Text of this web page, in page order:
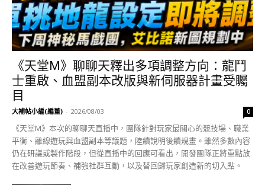
《天堂M》聊聊天釋出多項調整方向：龍鬥
士重啟、血盟副本改版與新伺服器計畫受矚
目
大補帖小編(編董) - 2026/08/03 0
《天堂M》本次的聊聊天直播中，團隊針對玩家最關心的競技場、職業
平衡、離線遊玩與血盟副本等議題，陸續說明後續規畫。雖然多數內容
仍在研議或製作階段，但從直播中的回應可看出，開發團隊正將重點放
在改善遊玩節奏、補強社群互動，以及替回歸玩家創造新的切入點。